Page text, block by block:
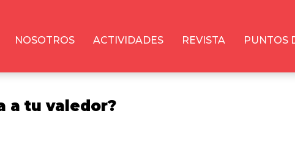
NOSOTROS ACTIVIDADES REVISTA PUNTOS
a tu valedor?